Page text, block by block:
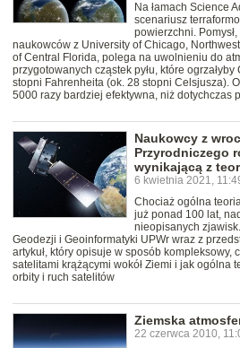
Na łamach Science
scenariusz
powierzchni.
naukowców z University of Chicago,
of Central Florida, polega na uwolnieniu do
przygotowanych cząstek pyłu, które
stopni Fahrenheita (ok. 28 stopni Celsjusza).
5000 razy bardziej efektywna, niż dotychczas
Naukowcy z
Przyrodniczego
wynikającą z
6 kwietnia 2021,
Chociaż ogólna
już ponad 100 lat,
nieopisanych
Geodezji i Geoinformatyki UPWr wraz z
artykuł, który opisuje w sposób kompleksowy,
satelitami krążącymi wokół Ziemi i jak ogólna
orbity i ruch satelitów
Ziemska
22 czerwca 2010,